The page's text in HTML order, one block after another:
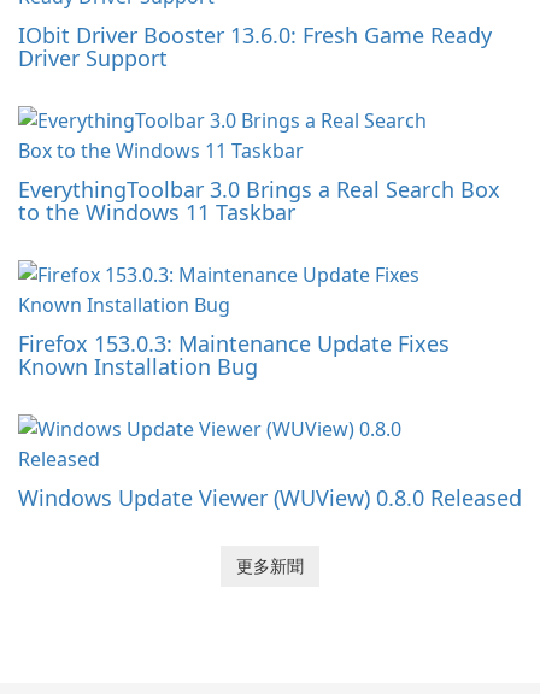
IObit Driver Booster 13.6.0: Fresh Game Ready
Driver Support
EverythingToolbar 3.0 Brings a Real Search Box
to the Windows 11 Taskbar
Firefox 153.0.3: Maintenance Update Fixes
Known Installation Bug
Windows Update Viewer (WUView) 0.8.0 Released
更多新聞